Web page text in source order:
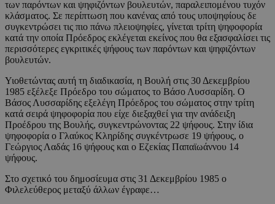
των παρόντων και ψηφιζόντων βουλευτών, παραλειπομένου τυχόν
κλάσματος. Σε περίπτωση που κανένας από τους υποψηφίους δε
συγκεντρώσει τις πιο πάνω πλειοψηφίες, γίνεται τρίτη ψηφοφορία
κατά την οποία Πρόεδρος εκλέγεται εκείνος που θα εξασφαλίσει τις
περισσότερες εγκριτικές ψήφους των παρόντων και ψηφιζόντων
βουλευτών.
Υιοθετώντας αυτή τη διαδικασία, η Βουλή στις 30 Δεκεμβρίου
1985 εξέλεξε Πρόεδρο του σώματος το Βάσο Λυσσαρίδη. Ο
Βάσος Λυσσαρίδης εξελέγη Πρόεδρος του σώματος στην τρίτη
κατά σειρά ψηφοφορία που είχε διεξαχθεί για την ανάδειξη
Προέδρου της Βουλής, συγκεντρώνοντας 22 ψήφους. Στην ίδια
ψηφοφορία ο Γλαύκος Κληρίδης συγκέντρωσε 19 ψήφους, ο
Γεώργιος Λαδάς 16 ψήφους και ο Εζεκίας Παπαϊωάννου 14
ψήφους.
Στο σχετικό του δημοσίευμα στις 31 Δεκεμβρίου 1985 ο
Φιλελεύθερος μεταξύ άλλων έγραφε…